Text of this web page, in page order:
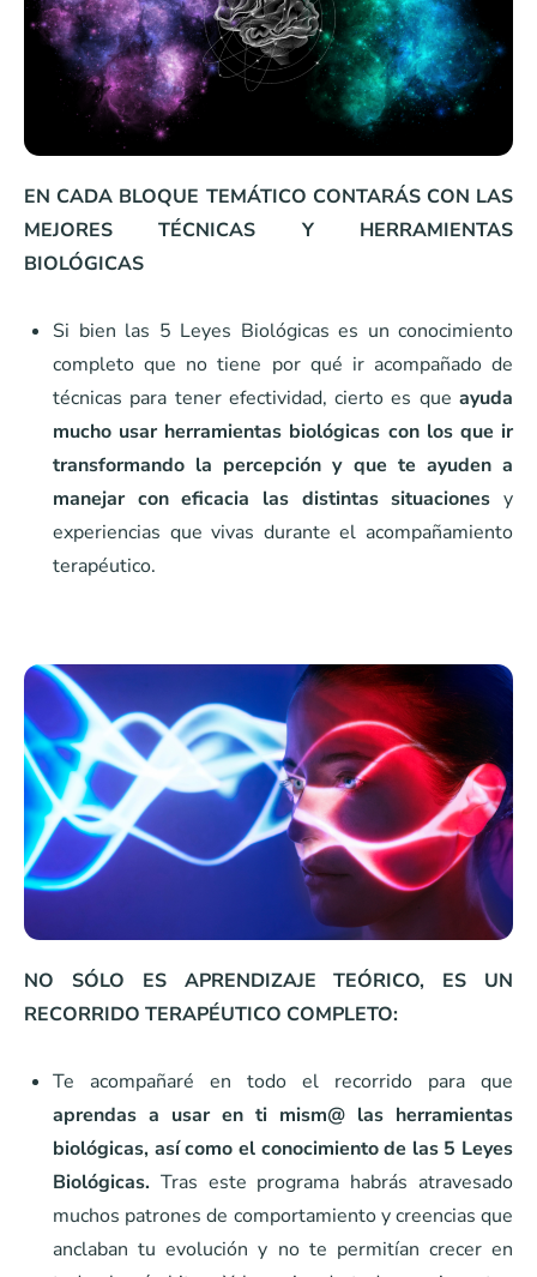
EN CADA BLOQUE TEMÁTICO CONTARÁS CON LAS
MEJORES TÉCNICAS Y HERRAMIENTAS
BIOLÓGICAS
Si bien las 5 Leyes Biológicas es un conocimiento
completo que no tiene por qué ir acompañado de
técnicas para tener efectividad, cierto es que ayuda
mucho usar herramientas biológicas con los que ir
transformando la percepción y que te ayuden a
manejar con eficacia las distintas situaciones y
experiencias que vivas durante el acompañamiento
terapéutico.
NO SÓLO ES APRENDIZAJE TEÓRICO, ES UN
RECORRIDO TERAPÉUTICO COMPLETO:
Te acompañaré en todo el recorrido para que
aprendas a usar en ti mism@ las herramientas
biológicas, así como el conocimiento de las 5 Leyes
Biológicas. Tras este programa habrás atravesado
muchos patrones de comportamiento y creencias que
anclaban tu evolución y no te permitían crecer en